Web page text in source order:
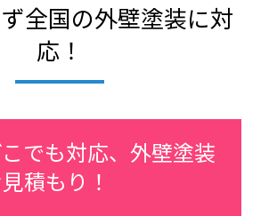
全国の外壁塗装に対
応！
でも対応、外壁塗装
積もり！